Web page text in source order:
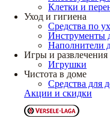
Клетки и
Уход и гигиена
Средства по
Инструменты
Наполнители
Игры и развлечения
Игрушки
Чистота в доме
Средства для
Акции и скидки